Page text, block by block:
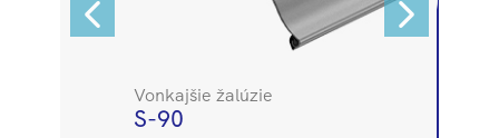
Vonkajšie žalúzie
S-90